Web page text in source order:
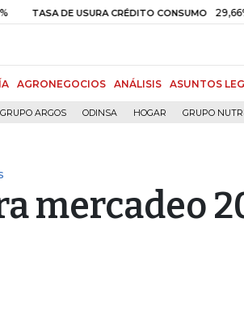
DE USURA CRÉDITO CONSUMO 29,66%
AGRONEGOCIOS ANÁLISIS ASUNTOS
GRUPO ARGOS ODINSA HOGAR GRUPO
mercadeo